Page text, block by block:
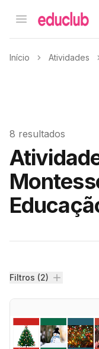
Open menu
Educlub
Início Atividades
8 resultados
Filtros
Filtros (2)